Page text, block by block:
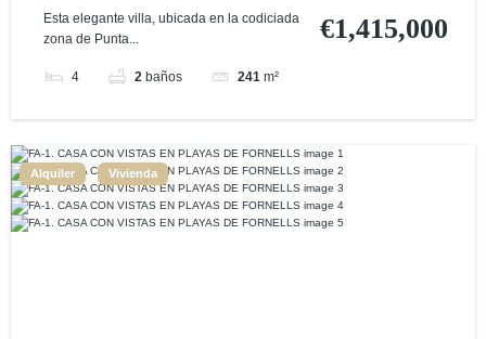
VISTAS AL MAR EN
PUNTA PRIMA
Esta elegante villa, ubicada en la codiciada
zona de Punta...
4 2 baños 241 m²
€1,415,000
Alquiler Vivienda